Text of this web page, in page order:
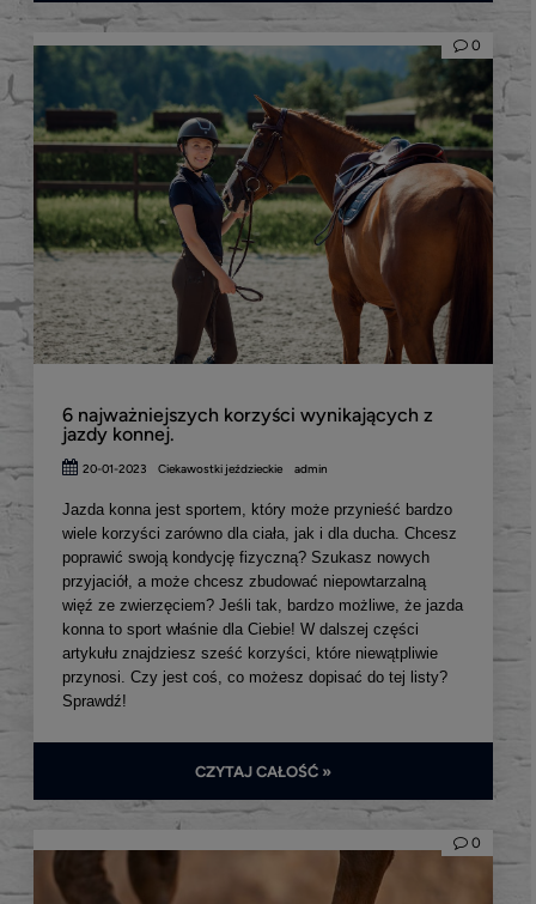
6 najważniejszych korzyści wynikających z
jazdy konnej.
0
20-01-2023 Ciekawostki jeździeckie admin
Jazda konna jest sportem, który może przynieść bardzo
wiele korzyści zarówno dla ciała, jak i dla ducha. Chcesz
poprawić swoją kondycję fizyczną? Szukasz nowych
przyjaciół, a może chcesz zbudować niepowtarzalną
więź ze zwierzęciem? Jeśli tak, bardzo możliwe, że jazda
konna to sport właśnie dla Ciebie! W dalszej części
artykułu znajdziesz sześć korzyści, które niewątpliwie
przynosi. Czy jest coś, co możesz dopisać do tej listy?
Sprawdź!
CZYTAJ CAŁOŚĆ »
0